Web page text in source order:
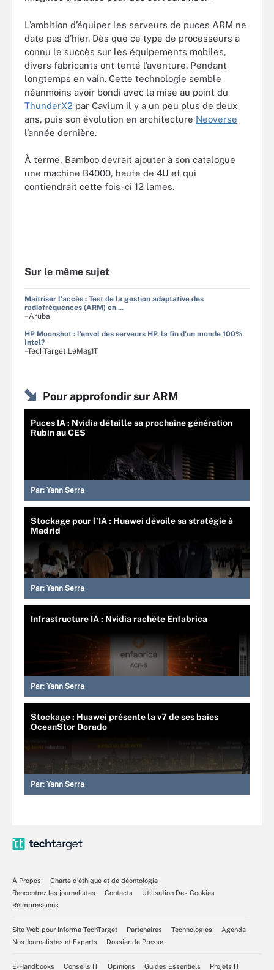
L’ambition d’équiper les serveurs de puces ARM ne
date pas d’hier. Dès que ce type de processeurs a
connu le succès sur les équipements mobiles,
divers fabricants ont tenté l’aventure. Pendant
longtemps en vain. Cette technologie semble
néanmoins avoir bondi avec la mise au point du
ThunderX2 par Cavium il y a un peu plus de deux
ans, puis son évolution en architecture Neoverse
l’année dernière.
À terme, Bamboo devrait ajouter à son catalogue
une machine B4000, haute de 4U et qui
contiendrait cette fois-ci 12 lames.
Sur le même sujet
Maîtriser l'accès : Test de la gestion adaptative des
radiofréquences (ARM) en ...
–Aruba
HP Moonshot : l'envol des serveurs HP, la fin d'un monde 100%
Intel?
–TechTarget LeMagIT
Pour approfondir sur ARM
Puces IA : Nvidia détaille sa prochaine génération
Rubin au CES
Par: Yann Serra
Stockage pour l’IA : Huawei dévoile sa stratégie à
Madrid
Par: Yann Serra
Infrastructure IA : Nvidia rachète Enfabrica
Par: Yann Serra
Stockage : Huawei présente la v7 de ses baies
OceanStor Dorado
Par: Yann Serra
À Propos
Charte d’éthique et de déontologie
Rencontrez les journalistes
Contacts
Utilisation Des Cookies
Réimpressions
Site Web pour Informa TechTarget Partenaires Technologies
Agenda
Nos Journalistes et Experts
Dossier de Presse
E-Handbooks Conseils IT Opinions Guides Essentiels Projets IT